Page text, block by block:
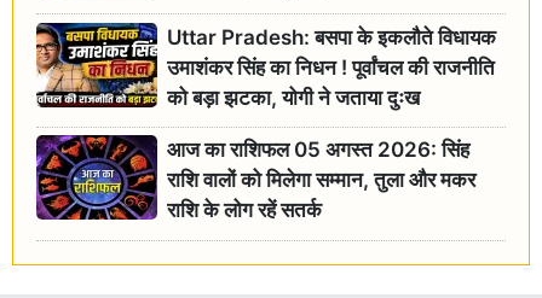
Uttar Pradesh: बसपा के इकलौते विधायक
उमाशंकर सिंह का निधन ! पूर्वांचल की राजनीति
को बड़ा झटका, योगी ने जताया दुःख
आज का राशिफल 05 अगस्त 2026: सिंह
राशि वालों को मिलेगा सम्मान, तुला और मकर
राशि के लोग रहें सतर्क